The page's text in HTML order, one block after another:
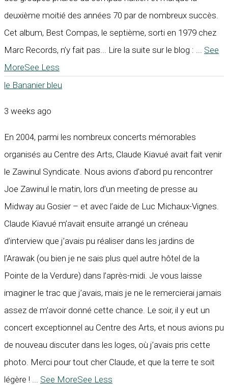
deuxième moitié des années 70 par de nombreux succès.
Cet album, Best Compas, le septième, sorti en 1979 chez
Marc Records, n’y fait pas... Lire la suite sur le blog :
See
MoreSee Less
le Bananier bleu
3 weeks ago
En 2004, parmi les nombreux concerts mémorables
organisés au Centre des Arts, Claude Kiavué avait fait venir
le Zawinul Syndicate. Nous avions d’abord pu rencontrer
Joe Zawinul le matin, lors d’un meeting de presse au
Midway au Gosier – et avec l’aide de Luc Michaux-Vignes.
Claude Kiavué m’avait ensuite arrangé un créneau
d’interview que j’avais pu réaliser dans les jardins de
l’Arawak (ou bien je ne sais plus quel autre hôtel de la
Pointe de la Verdure) dans l’après-midi. Je vous laisse
imaginer le trac que j’avais, mais je ne le remercierai jamais
assez de m’avoir donné cette chance. Le soir, il y eut un
concert exceptionnel au Centre des Arts, et nous avions pu
de nouveau discuter dans les loges, où j’avais pris cette
photo. Merci pour tout cher Claude, et que la terre te soit
légère !
See MoreSee Less